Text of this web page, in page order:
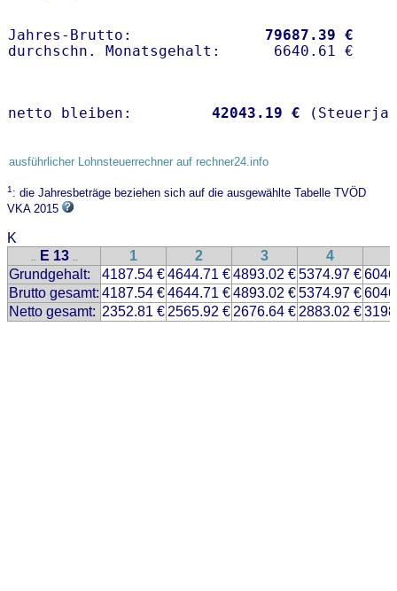
Jahres-Brutto: 79687.39 €
netto bleiben: 42043.19 €
ausführlicher Lohnsteuerrechner auf rechner24.info
1: die Jahresbeträge beziehen sich auf die ausgewählte Tabelle TVÖD
VKA 2015
K
.. E 13 .. 1 2 3 4
Grundgehalt:
4187.54 €4644.71 €4893.02 €5374.97 €
Brutto gesamt: 4187.54 €4644.71 €4893.02 €5374.97 €
Netto gesamt: 2352.81 € 2565.92 € 2676.64 € 2883.02 €